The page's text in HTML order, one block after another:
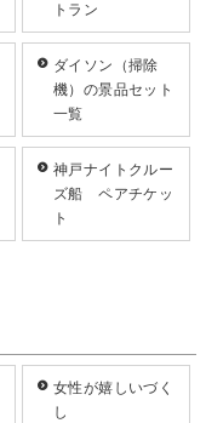
トラン
ダイソン（掃除
機）の景品セット
一覧
神戸ナイトクルー
ズ船 ペアチケッ
ト
女性が嬉しいづく
し